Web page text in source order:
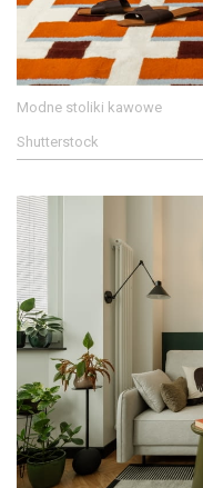
Modne stoliki kawowe
Shutterstock